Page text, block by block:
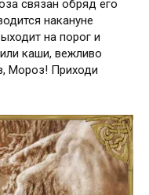
связан обряд его
накануне
на порог и
каши, вежливо
Мороз! Приходи